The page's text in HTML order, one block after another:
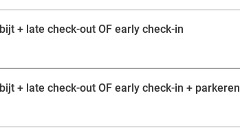
+ late check-out OF early check-in
+ late check-out OF early check-in + parkeren